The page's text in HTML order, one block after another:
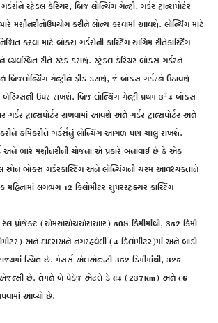
સ્ટ્રેડલ કેરિયર, બ્રિજ લોન્ચિંગ ગેન્ટ્રી, ગર્ડર ટ્રાન્સપોર્ટર
મશીનરીનોઉપયોગ કરીને લોન્ચ કરવામાં આવશે. લોન્ચિંગ માટે
કરવા માટે બોક્સ ગર્ડરોની કાસ્ટિંગ અગ્રિમ રીતેકાસ્ટિંગ
વ્યવસ્થિત રીતે સ્ટેક કરાશે. સ્ટ્રેડલ કેરિયર બોક્સ ગર્ડરને
બ્રિજલોન્ચિંગ ગેન્ટ્રીને ફીડ કરાશે, જે બોક્સ ગર્ડરને ઉઠાવશે
ઉપર રાખશે. બ્રિજ લોન્ચિંગ ગેન્ટ્રી પ્રથમ 3*4 બોક્સ
ગર્ડર ટ્રાન્સપોર્ટર રાખવામાં આવશે અને ગર્ડર ટ્રાન્સપોર્ટર અને
કરીને ક્રમિકરીતે ગર્ડર્સનું લોન્ચિંગ આગળ પણ ચાલુ રાખશે.
અને ભારે મશીનરીની યોજના એ પ્રકારે બનાવાઈ છે કે એક
સ્પેન બોક્સ ગર્ડરકાસ્ટિંગ અને લોન્ચિંગની ચરમ આવશ્યકતાને
લગભગ 12 કિલોમીટર સુપરસ્ટ્રક્ચર કાસ્ટિંગ
રેલ પ્રોજેક્ટ (એમએએચએસઆર) 508 કિમીમાંથી, 352 કિમી
અને દાદરાઅને નગરહવેલી (4 કિલોમીટર)માં અને બાકી
રાજ્યમાં સ્થિત છે. મેસર્સ એલએન્ડટી 352 કિમીમાંથી, 325
એજન્સી છે. તેમને બે પેકેજ એટલે કે C4 (237Km) અને C6
આવ્યો છે.